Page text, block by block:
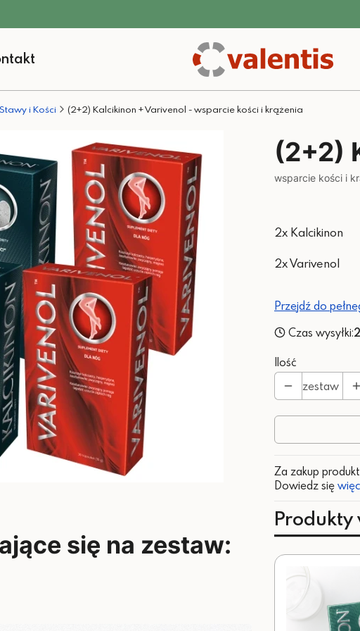
Stawy i Kości (2+2) Kalcikinon + Varivenol - wsparcie kości i krążenia
się na zestaw:
(2+2)
wsparcie kości i
2x Kalcikinon
2x Varivenol
Przejdź do
Czas wysyłki:
Ilość
zestaw
Za zakup
Dowiedz się
Produkty